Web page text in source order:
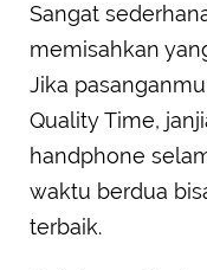
Sangat
memisahkan
Jika
Quality Time,
handphone
waktu berdua
terbaik.